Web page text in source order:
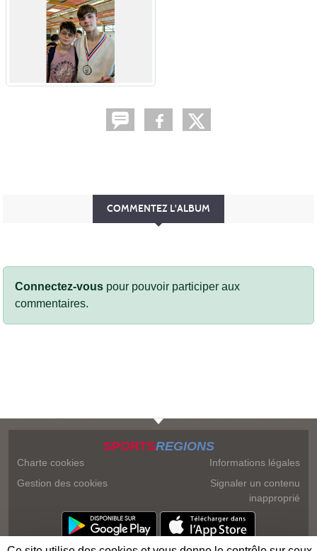
COMMENTEZ L'ALBUM
Connectez-vous pour pouvoir participer aux
commentaires.
SPORTSREGIONS
Charte cookies
Gestion des cookies
Informations légales
Signaler un contenu
inapproprié